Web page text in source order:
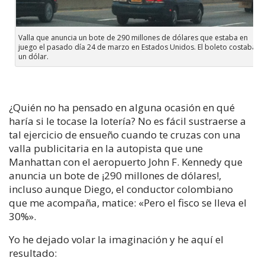
Valla que anuncia un bote de 290 millones de dólares que estaba en
juego el pasado día 24 de marzo en Estados Unidos. El boleto costaba
un dólar.
¿Quién no ha pensado en alguna ocasión en qué
haría si le tocase la lotería? No es fácil sustraerse a
tal ejercicio de ensueño cuando te cruzas con una
valla publicitaria en la autopista que une
Manhattan con el aeropuerto John F. Kennedy que
anuncia un bote de ¡290 millones de dólares!,
incluso aunque Diego, el conductor colombiano
que me acompaña, matice: «Pero el fisco se lleva el
30%».
Yo he dejado volar la imaginación y he aquí el
resultado: